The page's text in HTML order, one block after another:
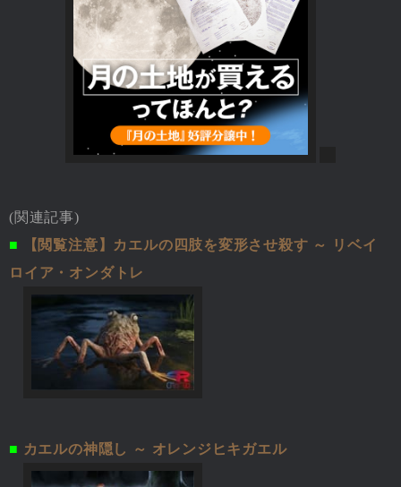
(関連記事)
■
【閲覧注意】カエルの四肢を変形させ殺す ～ リベイ
ロイア・オンダトレ
■ カエルの神隠し ～ オレンジヒキガエル